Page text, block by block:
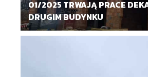
01/2025 TRWAJĄ PRACE
DRUGIM BUDYNKU